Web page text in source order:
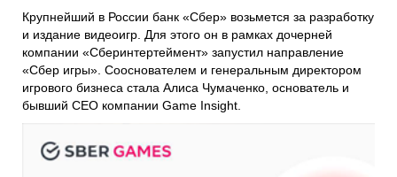
Крупнейший в России банк «Сбер» возьмется за разработку
и издание видеоигр. Для этого он в рамках дочерней
компании «Сберинтертеймент» запустил направление
«Сбер игры». Сооснователем и генеральным директором
игрового бизнеса стала Алиса Чумаченко , основатель и
бывший CEO компании Game Insight